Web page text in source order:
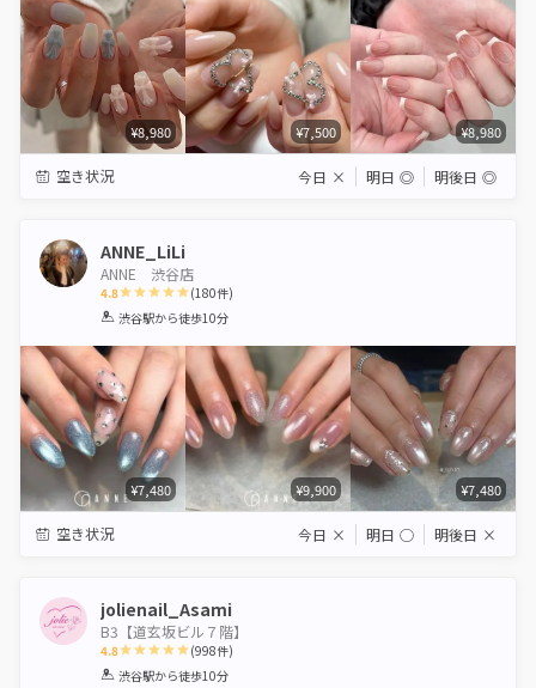
¥8,980 ¥7,500 ¥8,980
空き状況 今日 × 明日 ◎ 明後日 ◎
ANNE_LiLi
ANNE 渋谷店
4.8
1 2 3 4 5
(180件)
渋谷駅から徒歩10分
¥7,480 ¥9,900 ¥7,480
空き状況 今日 × 明日 ◯ 明後日 ×
jolienail_Asami
B3【道玄坂ビル７階】
4.8
1 2 3 4 5
(998件)
渋谷駅から徒歩10分